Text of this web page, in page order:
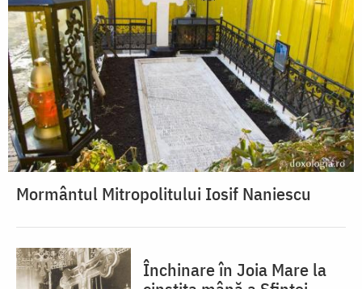
Mormântul Mitropolitului Iosif Naniescu
Închinare în Joia Mare la